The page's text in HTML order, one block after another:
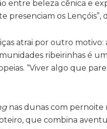
entre beleza cênica e
presenciam os Lençóis”,
atrai por outro
ribeirinhas é
“Viver algo que
nas dunas com pernoite
que combina